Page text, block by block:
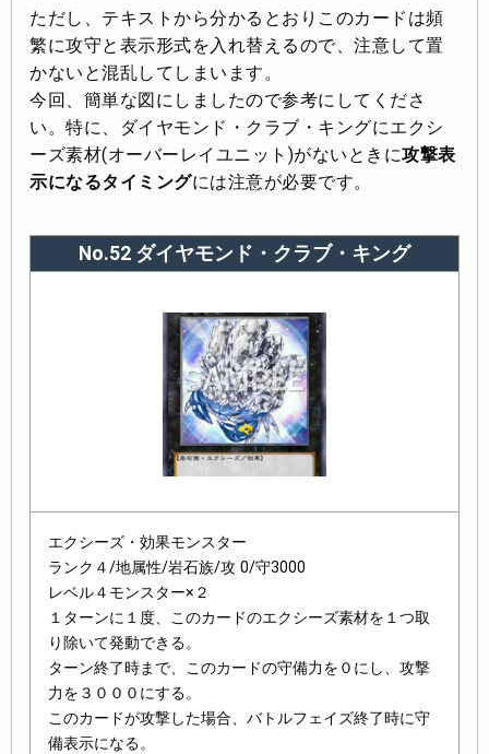
ただし、テキストから分かるとおりこのカードは頻
繁に攻守と表示形式を入れ替えるので、注意して置
かないと混乱してしまいます。
今回、簡単な図にしましたので参考にしてくださ
い。特に、ダイヤモンド・クラブ・キングにエクシ
ーズ素材(オーバーレイユニット)がないときに攻撃表
示になるタイミングには注意が必要です。
No.52 ダイヤモンド・クラブ・キング
エクシーズ・効果モンスター
ランク４/地属性/岩石族/攻 0/守3000
レベル４モンスター×２
１ターンに１度、このカードのエクシーズ素材を１つ取
り除いて発動できる。
ターン終了時まで、このカードの守備力を０にし、攻撃
力を３０００にする。
このカードが攻撃した場合、バトルフェイズ終了時に守
備表示になる。